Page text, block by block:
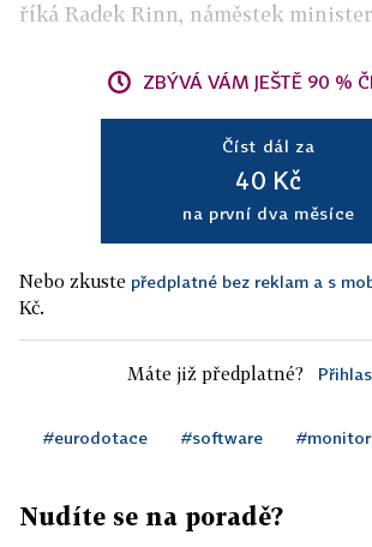
říká Radek Rinn, náměstek
ZBÝVÁ VÁM JEŠTĚ 90 %
Číst dál za
40 Kč
na první dva měsíce
Nebo zkuste předplatné bez reklam a s
Kč.
Máte již předplatné?
#eurodotace #software
Nudíte se na poradě?